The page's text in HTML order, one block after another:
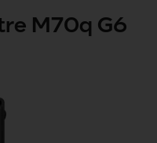
M70q G6